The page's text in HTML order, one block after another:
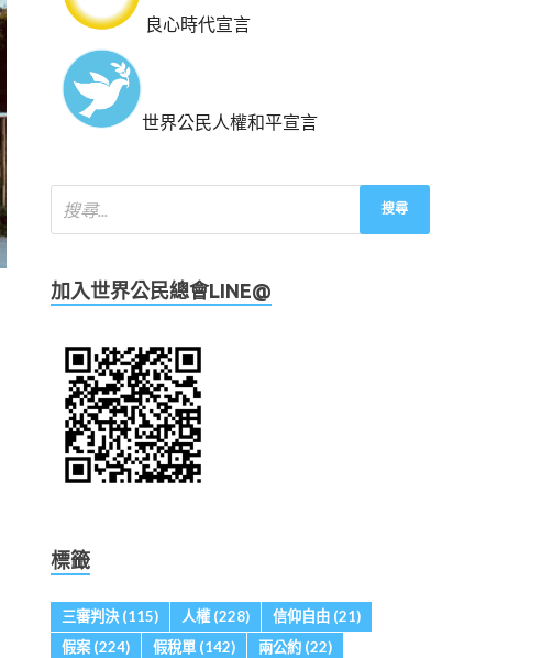
良心時代宣言
世界公民人權和平宣言
加入世界公民總會LINE@
標籤
三審判決(115) 人權(228) 信仰自由 (21)
假案(224) 假稅單 (142) 兩公約 (22)